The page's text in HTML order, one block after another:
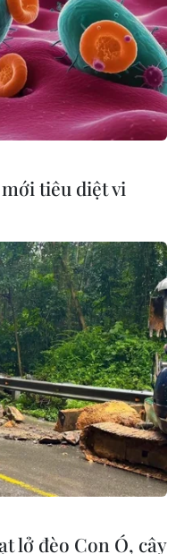
tiêu diệt vi
lở đèo Con Ó, cây